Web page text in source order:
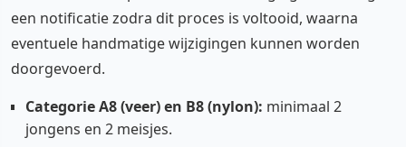
een notificatie zodra dit proces is voltooid, waarna
eventuele handmatige wijzigingen kunnen worden
doorgevoerd.
Categorie A8 (veer) en B8 (nylon): minimaal 2
jongens en 2 meisjes.